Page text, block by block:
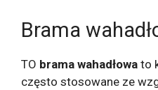
Brama
TO brama wahadłowa to
często stosowane ze